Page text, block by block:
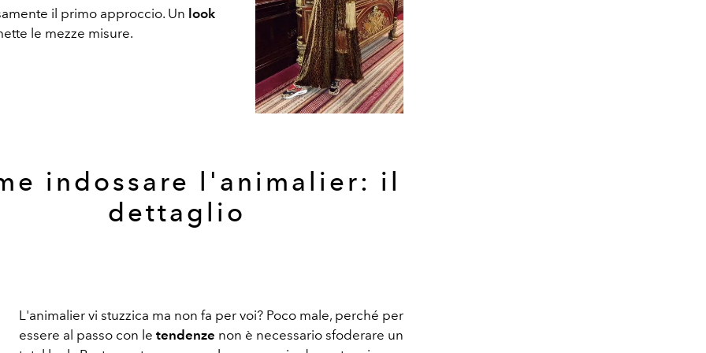
il primo approccio. Un look
le mezze misure.
indossare l'animalier: il
dettaglio
L'animalier vi stuzzica ma non fa per voi? Poco male, perché per
essere al passo con le tendenze non è necessario sfoderare un